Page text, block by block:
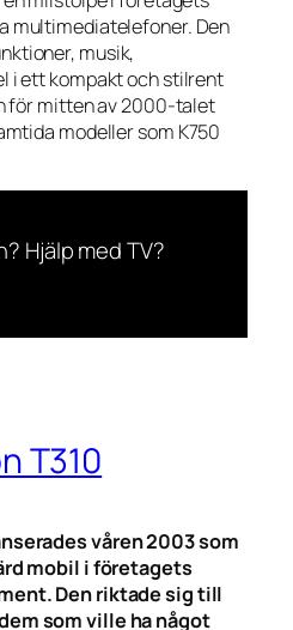
multimediatelefoner. Den
musik,
i ett kompakt och stilrent
för mitten av 2000-talet
modeller som K750
Hjälp med TV?
T310
våren 2003 som
mobil i företagets
Den riktade sig till
som ville ha något